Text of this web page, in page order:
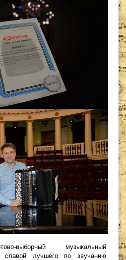
выборный музыкальный
славой лучшего по звучанию